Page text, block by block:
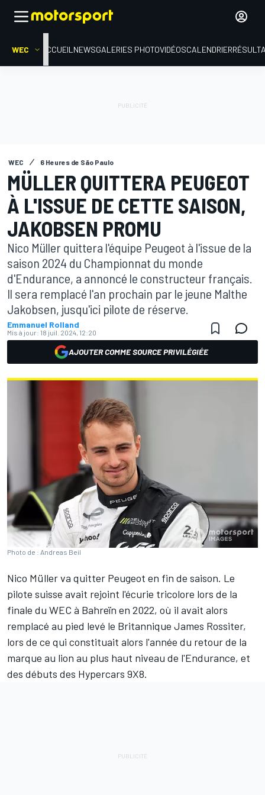
WEC ACCUEIL NEWSGALERIES PHOTOVIDÉOSCALENDRIER
WEC 6 Heures de São Paulo
MÜLLER QUITTERA PEUGEOT
À L'ISSUE DE CETTE SAISON,
JAKOBSEN PROMU
Nico Müller quittera l'équipe Peugeot à l'issue de la
saison 2024 du Championnat du monde
d'Endurance, a annoncé le constructeur français.
Il sera remplacé l'an prochain par le jeune Malthe
Jakobsen, jusqu'ici pilote de réserve.
Emmanuel Rolland
Mis à jour: 18 juil. 2024, 12:20
AJOUTER COMME SOURCE PRIVILÉGIÉE
Photo de : Andreas Beil
Nico Müllerva quitter Peugeot en fin de saison. Le
pilote suisse avait rejoint l'écurie tricolore lors de la
finale du WEC à Bahreïn en 2022, où il avait alors
remplacé au pied levé le Britannique James Rossiter,
lors de ce qui constituait alors l'année du retour de la
marque au lion au plus haut niveau de l'Endurance, et
des débuts des Hypercars 9X8.